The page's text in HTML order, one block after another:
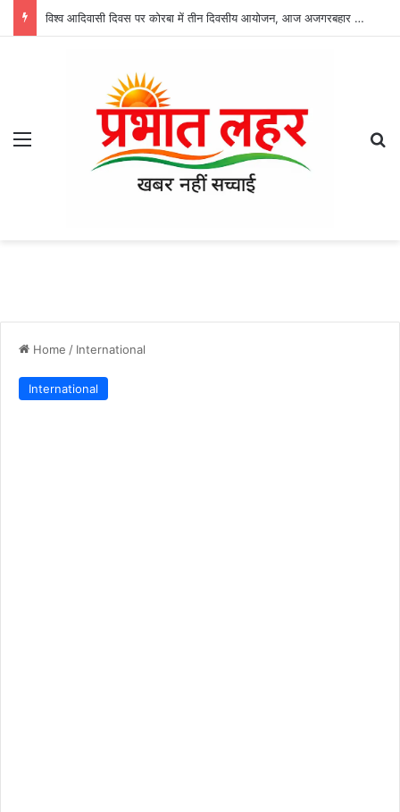
विश्व आदिवासी दिवस पर कोरबा में तीन दिवसीय आयोजन, आज अजगरबहार में लगेगा निशुल्क चिकित्सा शिविर
Menu
Home / International
International